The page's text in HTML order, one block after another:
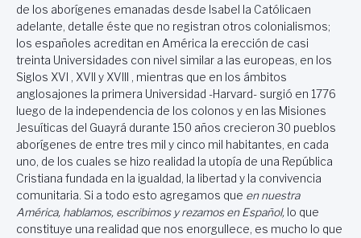
de los aborígenes emanadas desde Isabel la Católicaen
adelante, detalle éste que no registran otros colonialismos;
los españoles acreditan en América la erección de casi
treinta Universidades con nivel similar a las europeas, en los
Siglos XVI , XVII y XVIII , mientras que en los ámbitos
anglosajones la primera Universidad -Harvard- surgió en 1776
luego de la independencia de los colonos y en las Misiones
Jesuíticas del Guayrá durante 150 años crecieron 30 pueblos
aborígenes de entre tres mil y cinco mil habitantes, en cada
uno, de los cuales se hizo realidad la utopía de una República
Cristiana fundada en la igualdad, la libertad y la convivencia
comunitaria. Si a todo esto agregamos que en nuestra
América, hablamos, escribimos y rezamos en Español, lo que
constituye una realidad que nos enorgullece, es mucho lo que